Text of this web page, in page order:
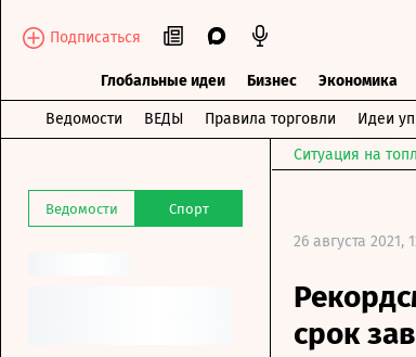
Подписаться
Глобальные идеи Бизнес Экономика
Ведомости ВЕДЫ Правила торговли Идеи
Ведомости Спорт
Ситуация на
26 августа 2021,
срок